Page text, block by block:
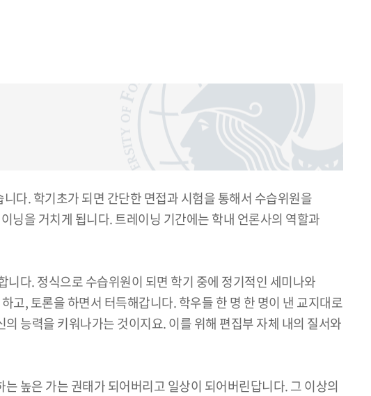
다. 학기초가 되면 간단한 면접과 시험을 통해서 수습위원을
닝을 거치게 됩니다. 트레이닝 기간에는 학내 언론사의 역할과
다. 정식으로 수습위원이 되면 학기 중에 정기적인 세미나와
고, 토론을 하면서 터득해갑니다. 학우들 한 명 한 명이 낸 교지대로
능력을 키워나가는 것이지요. 이를 위해 편집부 자체 내의 질서와
높은 가는 권태가 되어버리고 일상이 되어버린답니다. 그 이상의